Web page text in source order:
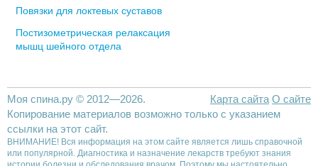
Повязки для локтевых суставов
Постизометрическая релаксация
мышц шейного отдела
Карта сайта О сайте
Моя спина.ру © 2012—2026.
Копирование материалов возможно только с указанием
ссылки на этот сайт.
ВНИМАНИЕ! Вся информация на этом сайте является лишь справочной
или популярной. Диагностика и назначение лекарств требуют знания